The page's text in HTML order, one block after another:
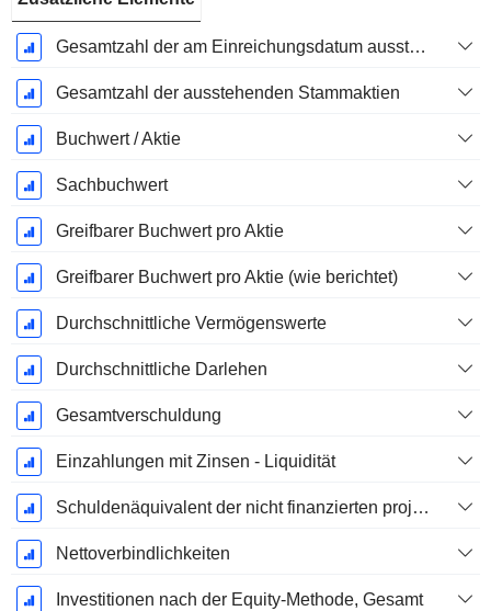
Gesamtzahl der am Einreichungsdatum ausstehenden Aktien
Gesamtzahl der ausstehenden Stammaktien
Buchwert / Aktie
Sachbuchwert
Greifbarer Buchwert pro Aktie
Greifbarer Buchwert pro Aktie (wie berichtet)
Durchschnittliche Vermögenswerte
Durchschnittliche Darlehen
Gesamtverschuldung
Einzahlungen mit Zinsen - Liquidität
Schuldenäquivalent der nicht finanzierten projizierten Leistungspflicht
Nettoverbindlichkeiten
Investitionen nach der Equity-Methode, Gesamt